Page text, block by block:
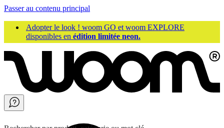
Passer au contenu principal
Adopter le look ! woom GO et woom EXPLORE
disponibles en édition limitée neon.